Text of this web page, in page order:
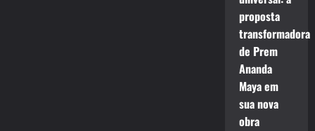
proposta
transformadora
de Prem
Ananda
Maya em
sua nova
obra